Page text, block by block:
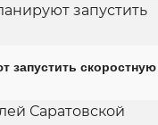
запустить скоростную